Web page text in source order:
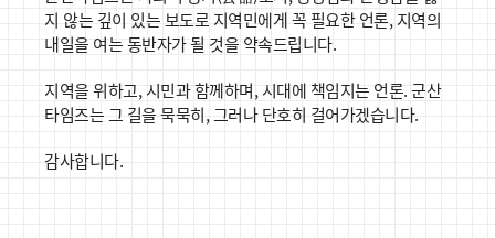
지 않는 깊이 있는 보도로 지역민에게 꼭 필요한 언론, 지역의
내일을 여는 동반자가 될 것을 약속드립니다.
지역을 위하고, 시민과 함께하며, 시대에 책임지는 언론.군산
타임즈는 그 길을 묵묵히, 그러나 단호히 걸어가겠습니다.
감사합니다.